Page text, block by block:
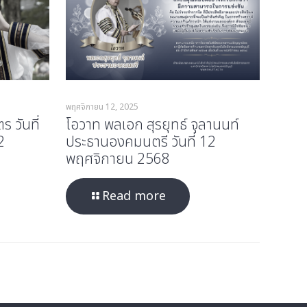
วันที่
พฤศจิกายน 12, 2025
โอวาท พลเอก สุรยุทธ์ จุลานนท์
ประธานองคมนตรี วันที่ 12
พฤศจิกายน 2568
Read more